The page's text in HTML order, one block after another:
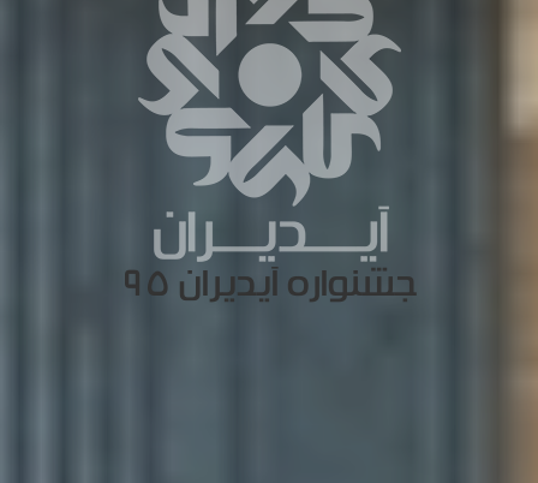
جشنواره آیدیران ۹۵